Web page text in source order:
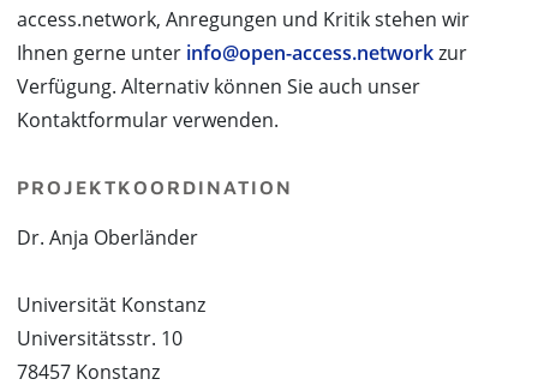
access.network, Anregungen und Kritik stehen wir
Ihnen gerne unter info@open-access.networkzur
Verfügung. Alternativ können Sie auch unser
Kontaktformular verwenden.
PROJEKTKOORDINATION
Dr. Anja Oberländer
Universität Konstanz
Universitätsstr. 10
78457 Konstanz